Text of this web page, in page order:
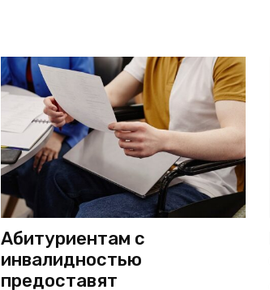
Абитуриентам с
инвалидностью
предоставят